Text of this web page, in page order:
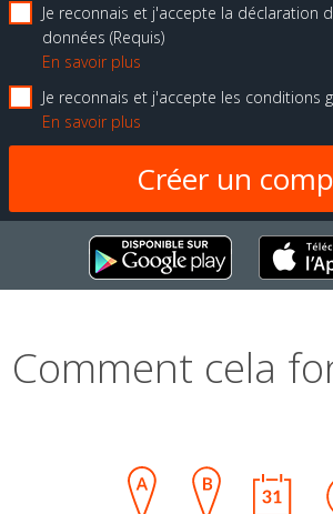
Je reconnais et j'accepte la déclaration
données Requis
En savoir plus
Je reconnais et j'accepte les conditions
En savoir plus
Comment cela